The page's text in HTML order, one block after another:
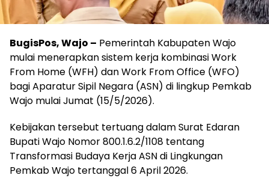
BugisPos, Wajo – Pemerintah Kabupaten Wajo
mulai menerapkan sistem kerja kombinasi Work
From Home (WFH) dan Work From Office (WFO)
bagi Aparatur Sipil Negara (ASN) di lingkup Pemkab
Wajo mulai Jumat (15/5/2026).
Kebijakan tersebut tertuang dalam Surat Edaran
Bupati Wajo Nomor 800.1.6.2/1108 tentang
Transformasi Budaya Kerja ASN di Lingkungan
Pemkab Wajo tertanggal 6 April 2026.